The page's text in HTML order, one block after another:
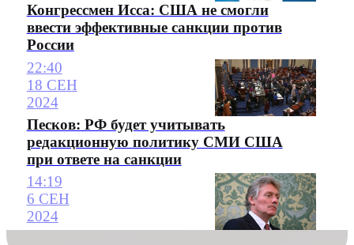
Конгрессмен Исса: США не смогли
ввести эффективные санкции против
России
22:40
18 СЕН
2024
Песков: РФ будет учитывать
редакционную политику СМИ США
при ответе на санкции
14:19
6 СЕН
2024